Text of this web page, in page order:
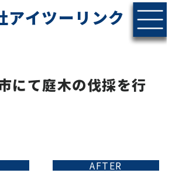
アイツーリンク
にて庭木の伐採を行
AFTER